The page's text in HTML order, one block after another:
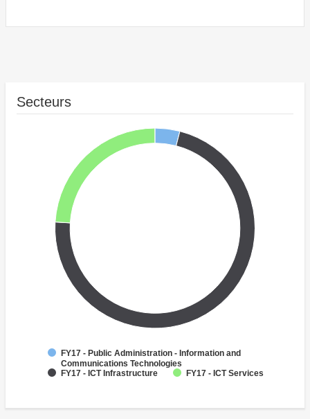
Secteurs
FY17 - Public Administration - Information and
Communications Technologies
FY17 - ICT Infrastructure
FY17 - ICT Services